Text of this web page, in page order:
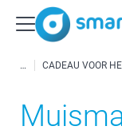
CADEAU VOOR